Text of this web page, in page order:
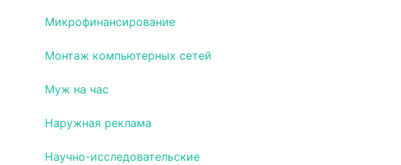
Микрофинансирование
Монтаж компьютерных сетей
Муж на час
Наружная реклама
Научно-исследовательские